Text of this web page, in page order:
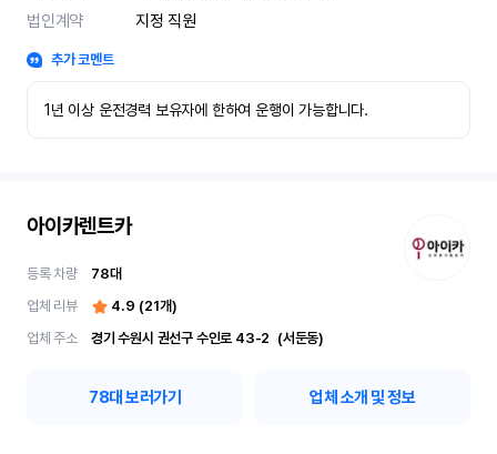
법인계약
지정 직원
추가 코멘트
1년 이상 운전경력 보유자에 한하여 운행이 가능합니다.
아이카렌트카
등록 차량 78대
업체 리뷰
4.9 (21개)
업체 주소
경기 수원시 권선구 수인로 43-2	(서둔동)
78대 보러가기 업체 소개 및 정보